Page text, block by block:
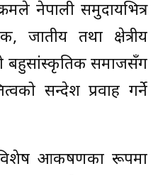
नेपाली समुदायभित्र
जातीय तथा क्षेत्रीय
बहुसांस्कृतिक समाजसँग
सन्देश प्रवाह गर्ने
आकर्षणका रूपमा